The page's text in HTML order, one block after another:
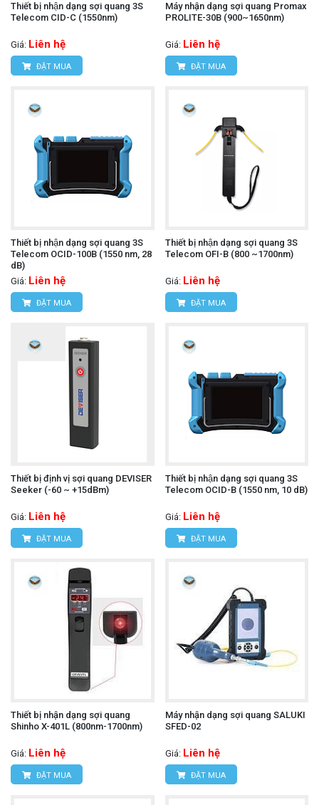
Thiết bị nhận dạng sợi quang 3S
Telecom CID-C (1550nm)
Giá: Liên hệ
ĐẶT MUA
Máy nhận dạng sợi quang Promax
PROLITE-30B (900~1650nm)
Giá: Liên hệ
ĐẶT MUA
Thiết bị nhận dạng sợi quang 3S
Telecom OCID-100B (1550 nm, 28
dB)
Giá: Liên hệ
ĐẶT MUA
Thiết bị nhận dạng sợi quang 3S
Telecom OFI-B (800 ~1700nm)
Giá: Liên hệ
ĐẶT MUA
Thiết bị định vị sợi quang DEVISER
Seeker (-60 ~ +15dBm)
Giá: Liên hệ
ĐẶT MUA
Thiết bị nhận dạng sợi quang 3S
Telecom OCID-B (1550 nm, 10 dB)
Giá: Liên hệ
ĐẶT MUA
Thiết bị nhận dạng sợi quang
Shinho X-401L (800nm-1700nm)
Giá: Liên hệ
ĐẶT MUA
Máy nhận dạng sợi quang SALUKI
SFED-02
Giá: Liên hệ
ĐẶT MUA